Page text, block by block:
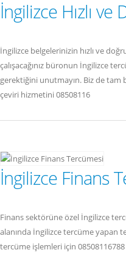
İngilizce Hızlı
İngilizce belgelerinizin hızlı ve
çalışacağınız büronun İngilizce
gerektiğini unutmayın. Biz de tam
çeviri hizmetini 08508116
İngilizce Finans
Finans sektörüne özel İngilizce
alanında İngilizce tercüme yapan
tercüme işlemleri için